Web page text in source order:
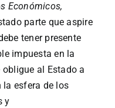
Económicos,
parte que aspire
tener presente
impuesta en la
al Estado a
la esfera de los
y